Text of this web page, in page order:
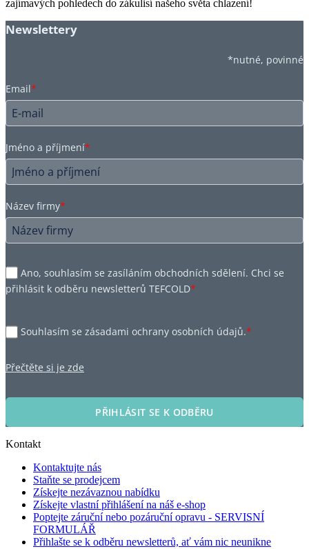
zajímavých pohledech do zákulisí našeho světa chlazení!
Newslettery
*nutné, povinné
Email*
Jméno a příjmení*
Název firmy*
Ano, souhlasím se zasíláním obchodních sdělení. Chci se
přihlásit k odběru newsletterů TEFCOLD*
Souhlasím se zásadami ochrany osobních údajů.*
Přečtěte si je zde
PŘIHLÁSIT SE K ODBĚRU
Kontakt
Kontaktujte nás
Staňte se prodejcem
Získejte nezávaznou nabídku
Získejte vlastní přihlášení na náš e-shop
Poptejte záruční nebo pozáruční opravu - SERVISNÍ
FORMULÁŘ
Přihlašte se k odběru newsletterů, ať vám nic neunikne